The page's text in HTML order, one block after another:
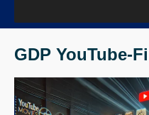
GDP YouTube-